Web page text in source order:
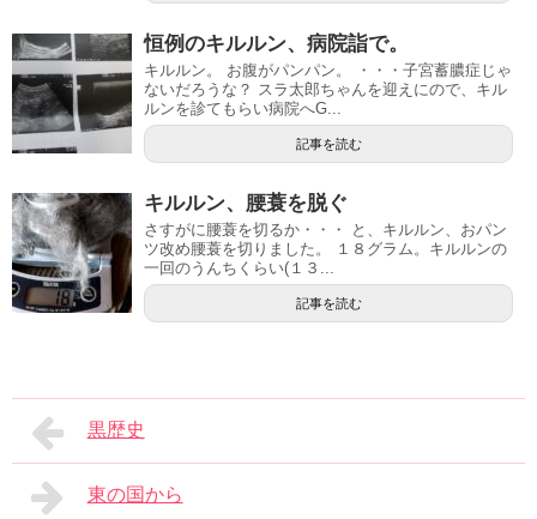
恒例のキルルン、病院詣で。
キルルン。 お腹がパンパン。 ・・・子宮蓄膿症じゃ
ないだろうな？ スラ太郎ちゃんを迎えにので、キル
ルンを診てもらい病院へG...
記事を読む
キルルン、腰蓑を脱ぐ
さすがに腰蓑を切るか・・・ と、キルルン、おパン
ツ改め腰蓑を切りました。 １８グラム。キルルンの
一回のうんちくらい(１３...
記事を読む
黒歴史
東の国から